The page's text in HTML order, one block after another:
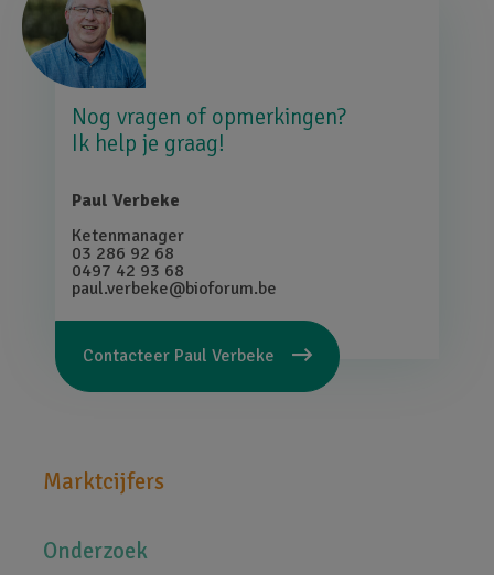
Hoofdnavigatie
Marktcijfers
Onderzoek
Afbeelding
Nog vragen of opmerkingen?
Ik help je graag!
Paul Verbeke
Ketenmanager
03 286 92 68
0497 42 93 68
paul.verbeke@bioforum.be
Contacteer Paul Verbeke